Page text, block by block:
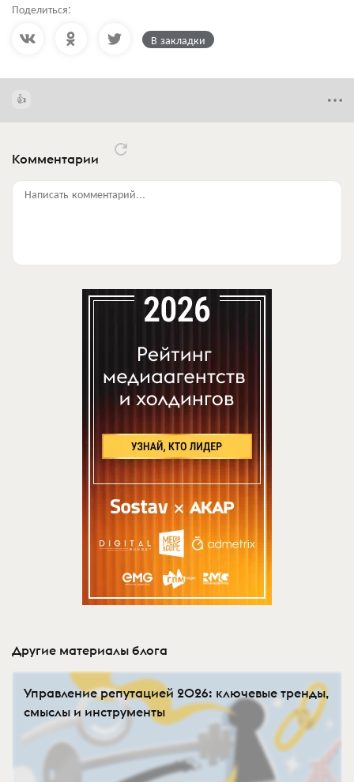
Поделиться:
В закладки
Комментарии
Написать комментарий...
Другие материалы блога
Управление репутацией 2026: ключевые тренды,
смыслы и инструменты